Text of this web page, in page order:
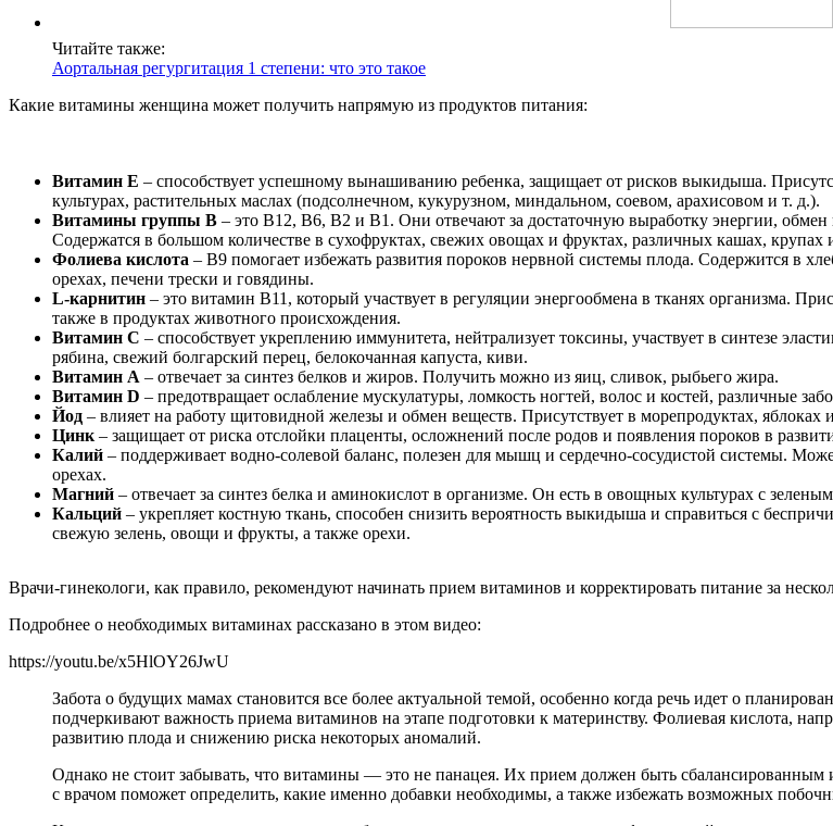
Читайте также:
Аортальная регургитация 1 степени: что это такое
Какие витамины женщина может получить напрямую из продуктов питания:
Витамин E – способствует успешному вынашиванию ребенка, защищает от рисков выкидыша.
культурах, растительных маслах (подсолнечном, кукурузном, миндальном, соевом, арахисовом и т. д.).
Витамины группы B – это B12, B6, B2 и B1. Они отвечают за достаточную выработку энергии,
Содержатся в большом количестве в сухофруктах, свежих овощах и фруктах, различных кашах,
Фолиева кислота – B9 помогает избежать развития пороков нервной системы плода. Содержится в
орехах, печени трески и говядины.
L-карнитин – это витамин B11, который участвует в регуляции энергообмена в тканях организма.
также в продуктах животного происхождения.
Витамин C – способствует укреплению иммунитета, нейтрализует токсины, участвует в синтезе
рябина, свежий болгарский перец, белокочанная капуста, киви.
Витамин A – отвечает за синтез белков и жиров. Получить можно из яиц, сливок, рыбьего жира.
Витамин D – предотвращает ослабление мускулатуры, ломкость ногтей, волос и костей, различные
Йод – влияет на работу щитовидной железы и обмен веществ. Присутствует в морепродуктах,
Цинк – защищает от риска отслойки плаценты, осложнений после родов и появления пороков в
Калий – поддерживает водно-солевой баланс, полезен для мышц и сердечно-сосудистой системы.
орехах.
Магний – отвечает за синтез белка и аминокислот в организме. Он есть в овощных культурах с
Кальций – укрепляет костную ткань, способен снизить вероятность выкидыша и справиться с
свежую зелень, овощи и фрукты, а также орехи.
Врачи-гинекологи, как правило, рекомендуют начинать прием витаминов и корректировать питание за
Подробнее о необходимых витаминах рассказано в этом видео:
https://youtu.be/x5HlOY26JwU
Забота о будущих мамах становится все более актуальной темой, особенно когда речь идет о
подчеркивают важность приема витаминов на этапе подготовки к материнству. Фолиевая кислота,
развитию плода и снижению риска некоторых аномалий.
Однако не стоит забывать, что витамины — это не панацея. Их прием должен быть сбалансированным
с врачом поможет определить, какие именно добавки необходимы, а также избежать возможных